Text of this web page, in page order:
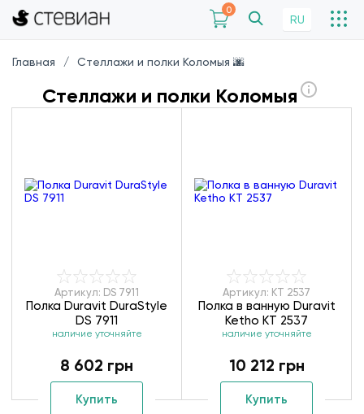
0
RU
Главная Стеллажи и полки Коломыя 🌆
Стеллажи и полки Коломыя
Артикул: DS 7911
Полка Duravit DuraStyle
DS 7911
наличие уточняйте
8 602 грн
Купить
Артикул: KT 2537
Полка в ванную Duravit
Ketho KT 2537
наличие уточняйте
10 212 грн
Купить